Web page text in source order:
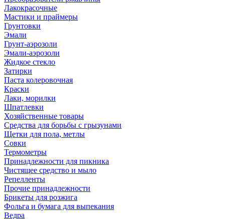
Лакокрасочные
Мастики и праймеры
Грунтовки
Эмали
Грунт-аэрозоли
Эмали-аэрозоли
Жидкое стекло
Затирки
Паста колеровочная
Краски
Лаки, морилки
Шпатлевки
Хозяйственные товары
Средства для борьбы с грызунами
Щетки для пола, метлы
Совки
Термометры
Принадлежности для пикника
Чистящее средство и мыло
Репелленты
Прочие принадлежности
Брикеты для розжига
Фольга и бумага для выпекания
Ведра